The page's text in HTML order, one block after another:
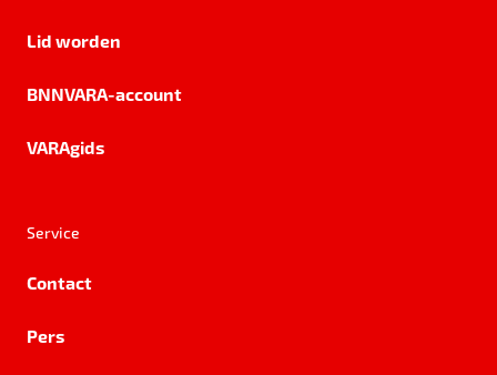
Lid worden
BNNVARA-account
VARAgids
Service
Contact
Pers